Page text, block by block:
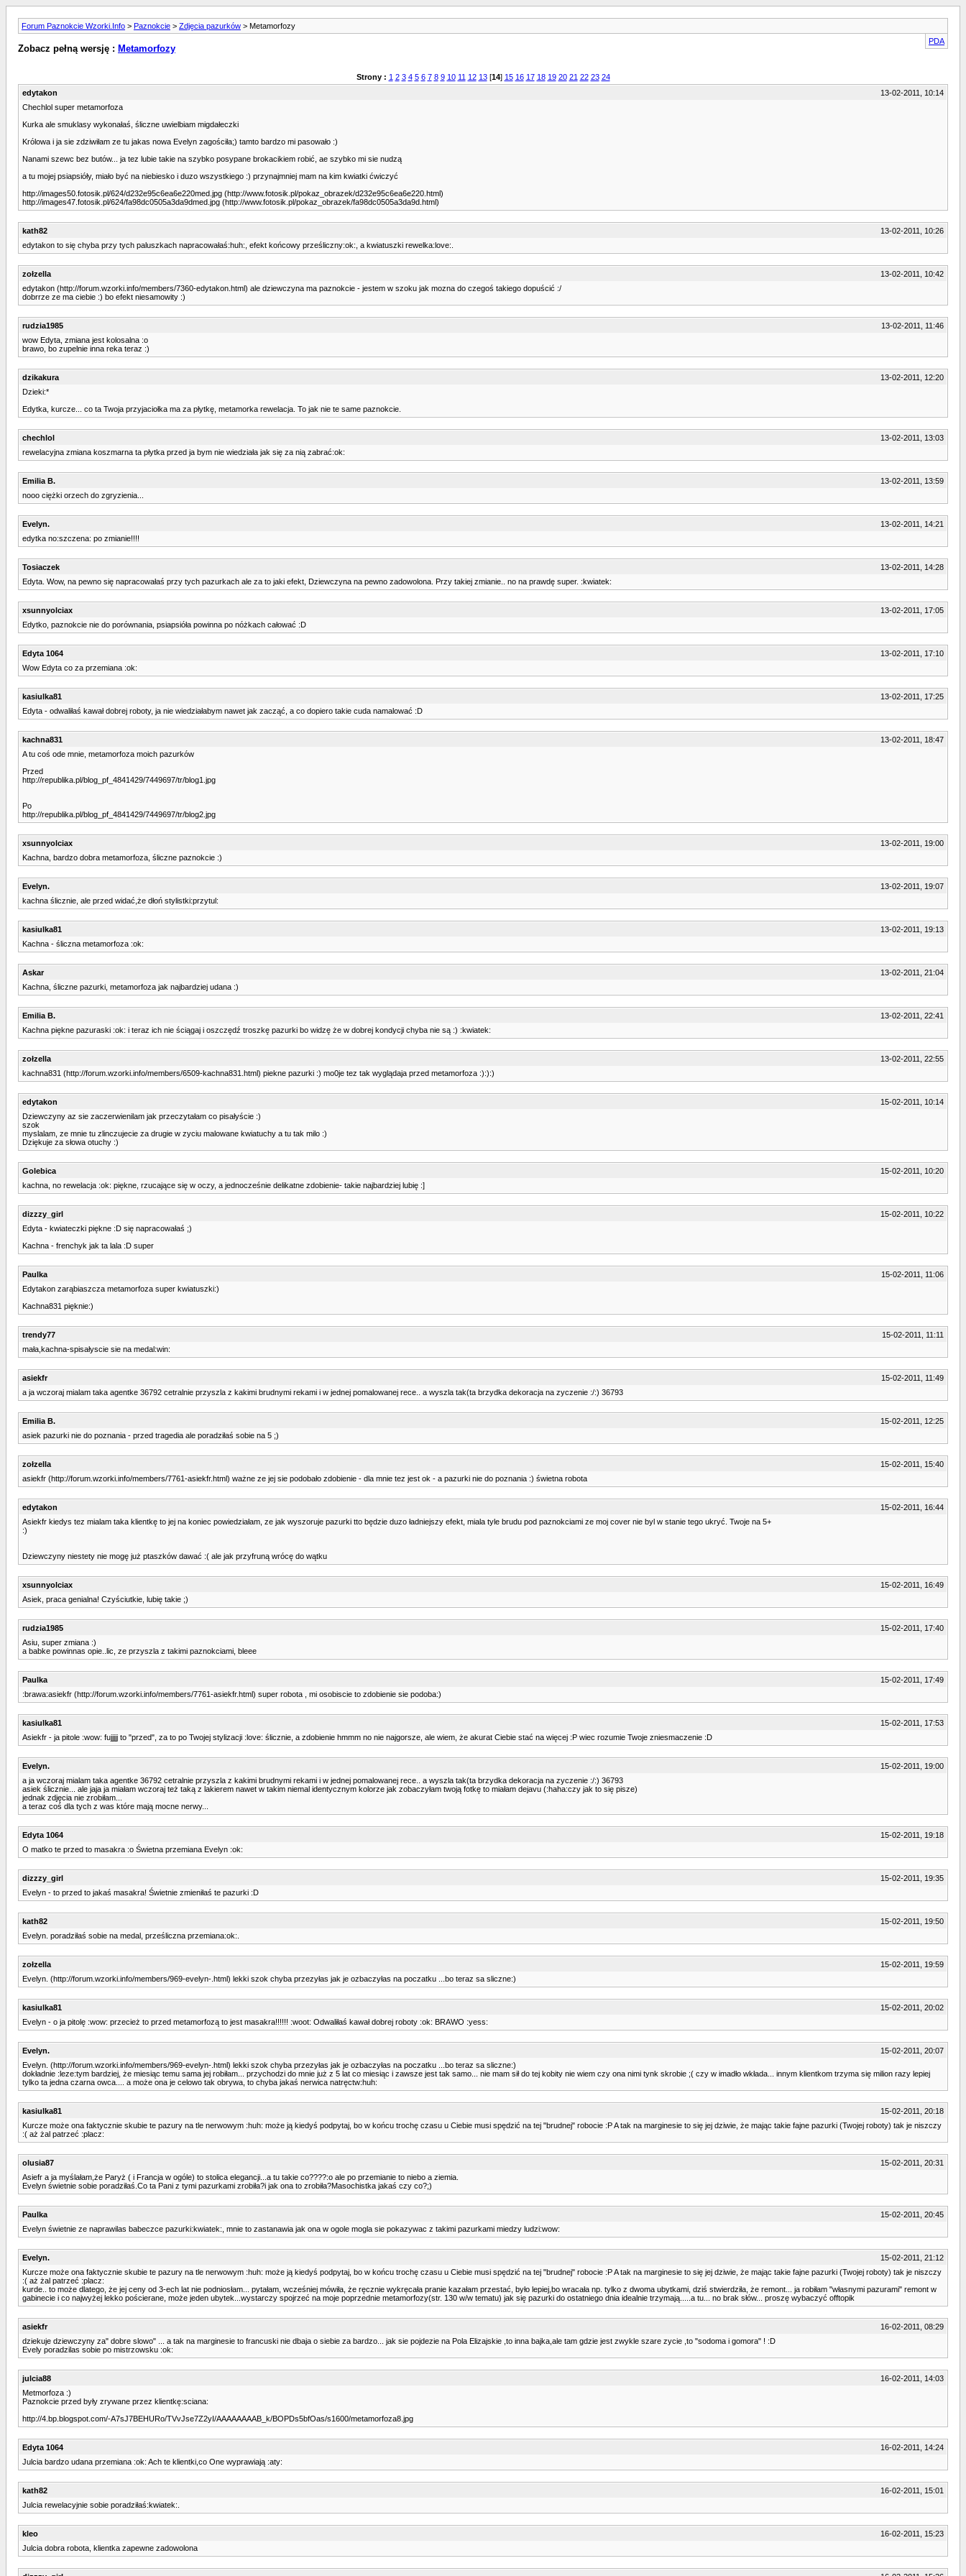
Forum Paznokcie Wzorki.Info > Paznokcie > Zdjęcia pazurków > Metamorfozy
PDA
Zobacz pełną wersję : Metamorfozy
Strony : 1 2 3 4 5 6 7 8 9 10 11 12 13[14] 15 16 17 18 19 20 21 22 23 24
edytakon
13-02-2011, 10:14
Chechlol super metamorfoza
Kurka ale smuklasy wykonałaś, śliczne uwielbiam migdałeczki
Królowa i ja sie zdziwiłam ze tu jakas nowa Evelyn zagościła;) tamto bardzo mi pasowało :)
Nanami szewc bez butów... ja tez lubie takie na szybko posypane brokacikiem robić, ae szybko mi sie nudzą
a tu mojej psiapsióły, miało być na niebiesko i duzo wszystkiego :) przynajmniej mam na kim kwiatki ćwiczyć
http://images50.fotosik.pl/624/d232e95c6ea6e220med.jpg (http://www.fotosik.pl/pokaz_obrazek/d232e95c6ea6e220.html)
http://images47.fotosik.pl/624/fa98dc0505a3da9dmed.jpg (http://www.fotosik.pl/pokaz_obrazek/fa98dc0505a3da9d.html)
kath82
13-02-2011, 10:26
edytakon to się chyba przy tych paluszkach napracowałaś:huh:, efekt końcowy prześliczny:ok:, a kwiatuszki rewelka:love:.
zołzella
13-02-2011, 10:42
edytakon (http://forum.wzorki.info/members/7360-edytakon.html) ale dziewczyna ma paznokcie - jestem w szoku jak mozna do czegoś takiego dopuścić :/
dobrrze ze ma ciebie :) bo efekt niesamowity :)
rudzia1985
13-02-2011, 11:46
wow Edyta, zmiana jest kolosalna :o
brawo, bo zupelnie inna reka teraz :)
dzikakura
13-02-2011, 12:20
Dzieki:*
Edytka, kurcze... co ta Twoja przyjaciołka ma za płytkę, metamorka rewelacja. To jak nie te same paznokcie.
chechlol
13-02-2011, 13:03
rewelacyjna zmiana koszmarna ta płytka przed ja bym nie wiedziała jak się za nią zabrać:ok:
Emilia B.
13-02-2011, 13:59
nooo ciężki orzech do zgryzienia...
Evelyn.
13-02-2011, 14:21
edytka no:szczena: po zmianie!!!!
Tosiaczek
13-02-2011, 14:28
Edyta. Wow, na pewno się napracowałaś przy tych pazurkach ale za to jaki efekt, Dziewczyna na pewno zadowolona. Przy takiej zmianie.. no na prawdę super. :kwiatek:
xsunnyolciax
13-02-2011, 17:05
Edytko, paznokcie nie do porównania, psiapsióła powinna po nóżkach całować :D
Edyta 1064
13-02-2011, 17:10
Wow Edyta co za przemiana :ok:
kasiulka81
13-02-2011, 17:25
Edyta - odwaliłaś kawał dobrej roboty, ja nie wiedziałabym nawet jak zacząć, a co dopiero takie cuda namalować :D
kachna831
13-02-2011, 18:47
A tu coś ode mnie, metamorfoza moich pazurków
Przed
http://republika.pl/blog_pf_4841429/7449697/tr/blog1.jpg
Po
http://republika.pl/blog_pf_4841429/7449697/tr/blog2.jpg
xsunnyolciax
13-02-2011, 19:00
Kachna, bardzo dobra metamorfoza, śliczne paznokcie :)
Evelyn.
13-02-2011, 19:07
kachna ślicznie, ale przed widać,że dłoń stylistki:przytul:
kasiulka81
13-02-2011, 19:13
Kachna - śliczna metamorfoza :ok:
Askar
13-02-2011, 21:04
Kachna, śliczne pazurki, metamorfoza jak najbardziej udana :)
Emilia B.
13-02-2011, 22:41
Kachna piękne pazuraski :ok: i teraz ich nie ściągaj i oszczędź troszkę pazurki bo widzę że w dobrej kondycji chyba nie są :) :kwiatek:
zołzella
13-02-2011, 22:55
kachna831 (http://forum.wzorki.info/members/6509-kachna831.html) piekne pazurki :) mo0je tez tak wyglądaja przed metamorfoza :):):)
edytakon
15-02-2011, 10:14
Dziewczyny az sie zaczerwienilam jak przeczytałam co pisałyście :)
szok
myslalam, ze mnie tu zlinczujecie za drugie w zyciu malowane kwiatuchy a tu tak milo :)
Dziękuje za słowa otuchy :)
Golebica
15-02-2011, 10:20
kachna, no rewelacja :ok: piękne, rzucające się w oczy, a jednocześnie delikatne zdobienie- takie najbardziej lubię :]
dizzzy_girl
15-02-2011, 10:22
Edyta - kwiateczki piękne :D się napracowałaś ;)
Kachna - frenchyk jak ta lala :D super
Paulka
15-02-2011, 11:06
Edytakon zarąbiaszcza metamorfoza super kwiatuszki:)
Kachna831 pięknie:)
trendy77
15-02-2011, 11:11
mała,kachna-spisałyscie sie na medal:win:
asiekfr
15-02-2011, 11:49
a ja wczoraj mialam taka agentke 36792 cetralnie przyszla z kakimi brudnymi rekami i w jednej pomalowanej rece.. a wyszla tak(ta brzydka dekoracja na zyczenie :/:) 36793
Emilia B.
15-02-2011, 12:25
asiek pazurki nie do poznania - przed tragedia ale poradziłaś sobie na 5 ;)
zołzella
15-02-2011, 15:40
asiekfr (http://forum.wzorki.info/members/7761-asiekfr.html) ważne ze jej sie podobało zdobienie - dla mnie tez jest ok - a pazurki nie do poznania :) świetna robota
edytakon
15-02-2011, 16:44
Asiekfr kiedys tez mialam taka klientkę to jej na koniec powiedziałam, ze jak wyszoruje pazurki tto będzie duzo ładniejszy efekt, miala tyle brudu pod paznokciami ze moj cover nie byl w stanie tego ukryć. Twoje na 5+
:)
Dziewczyny niestety nie mogę już ptaszków dawać :( ale jak przyfruną wrócę do wątku
xsunnyolciax
15-02-2011, 16:49
Asiek, praca genialna! Czyściutkie, lubię takie ;)
rudzia1985
15-02-2011, 17:40
Asiu, super zmiana :)
a babke powinnas opie..lic, ze przyszla z takimi paznokciami, bleee
Paulka
15-02-2011, 17:49
:brawa:asiekfr (http://forum.wzorki.info/members/7761-asiekfr.html) super robota , mi osobiscie to zdobienie sie podoba:)
kasiulka81
15-02-2011, 17:53
Asiekfr - ja pitole :wow: fujjjjj to "przed", za to po Twojej stylizacji :love: ślicznie, a zdobienie hmmm no nie najgorsze, ale wiem, że akurat Ciebie stać na więcej :P wiec rozumie Twoje zniesmaczenie :D
Evelyn.
15-02-2011, 19:00
a ja wczoraj mialam taka agentke 36792 cetralnie przyszla z kakimi brudnymi rekami i w jednej pomalowanej rece.. a wyszla tak(ta brzydka dekoracja na zyczenie :/:) 36793
asiek ślicznie... ale jaja ja miałam wczoraj też taką z lakierem nawet w takim niemal identycznym kolorze jak zobaczyłam twoją fotkę to miałam dejavu (:haha:czy jak to się pisze)
jednak zdjęcia nie zrobiłam...
a teraz coś dla tych z was które mają mocne nerwy...
Edyta 1064
15-02-2011, 19:18
O matko te przed to masakra :o Świetna przemiana Evelyn :ok:
dizzzy_girl
15-02-2011, 19:35
Evelyn - to przed to jakaś masakra! Świetnie zmieniłaś te pazurki :D
kath82
15-02-2011, 19:50
Evelyn. poradziłaś sobie na medal, prześliczna przemiana:ok:.
zołzella
15-02-2011, 19:59
Evelyn. (http://forum.wzorki.info/members/969-evelyn-.html) lekki szok chyba przezyłas jak je ozbaczyłas na poczatku ...bo teraz sa sliczne:)
kasiulka81
15-02-2011, 20:02
Evelyn - o ja pitolę :wow: przecież to przed metamorfozą to jest masakra!!!!!! :woot: Odwaliłaś kawał dobrej roboty :ok: BRAWO :yess:
Evelyn.
15-02-2011, 20:07
Evelyn. (http://forum.wzorki.info/members/969-evelyn-.html) lekki szok chyba przezyłas jak je ozbaczyłas na poczatku ...bo teraz sa sliczne:)
dokładnie :leze:tym bardziej, że miesiąc temu sama jej robiłam... przychodzi do mnie już z 5 lat co miesiąc i zawsze jest tak samo... nie mam sił do tej kobity nie wiem czy ona nimi tynk skrobie ;( czy w imadło wkłada... innym klientkom trzyma się milion razy lepiej
tylko ta jedna czarna owca.... a może ona je celowo tak obrywa, to chyba jakaś nerwica natręctw:huh:
kasiulka81
15-02-2011, 20:18
Kurcze może ona faktycznie skubie te pazury na tle nerwowym :huh: może ją kiedyś podpytaj, bo w końcu trochę czasu u Ciebie musi spędzić na tej "brudnej" robocie :P A tak na marginesie to się jej dziwie, że mając takie fajne pazurki (Twojej roboty) tak je niszczy
:( aż żal patrzeć :placz:
olusia87
15-02-2011, 20:31
Asiefr a ja myślałam,że Paryż ( i Francja w ogóle) to stolica elegancji...a tu takie co????:o ale po przemianie to niebo a ziemia.
Evelyn świetnie sobie poradziłaś.Co ta Pani z tymi pazurkami zrobiła?i jak ona to zrobiła?Masochistka jakaś czy co?;)
Paulka
15-02-2011, 20:45
Evelyn świetnie ze naprawilas babeczce pazurki:kwiatek:, mnie to zastanawia jak ona w ogole mogla sie pokazywac z takimi pazurkami miedzy ludzi:wow:
Evelyn.
15-02-2011, 21:12
Kurcze może ona faktycznie skubie te pazury na tle nerwowym :huh: może ją kiedyś podpytaj, bo w końcu trochę czasu u Ciebie musi spędzić na tej "brudnej" robocie :P A tak na marginesie to się jej dziwie, że mając takie fajne pazurki (Twojej roboty) tak je niszczy
:( aż żal patrzeć :placz:
kurde.. to może dlatego, że jej ceny od 3-ech lat nie podniosłam... pytałam, wcześniej mówiła, że ręcznie wykręcała pranie kazałam przestać, było lepiej,bo wracała np. tylko z dwoma ubytkami, dziś stwierdziła, że remont... ja robiłam "własnymi pazurami" remont w
gabinecie i co najwyżej lekko pościerane, może jeden ubytek...wystarczy spojrzeć na moje poprzednie metamorfozy(str. 130 w/w tematu) jak się pazurki do ostatniego dnia idealnie trzymają.....a tu... no brak słów... proszę wybaczyć offtopik
asiekfr
16-02-2011, 08:29
dziekuje dziewczyny za" dobre slowo" ... a tak na marginesie to francuski nie dbaja o siebie za bardzo... jak sie pojdezie na Pola Elizajskie ,to inna bajka,ale tam gdzie jest zwykle szare zycie ,to "sodoma i gomora" ! :D
Evely poradzilas sobie po mistrzowsku :ok:
julcia88
16-02-2011, 14:03
Metmorfoza :)
Paznokcie przed były zrywane przez klientkę:sciana:
http://4.bp.blogspot.com/-A7sJ7BEHURo/TVvJse7Z2yI/AAAAAAAAB_k/BOPDs5bfOas/s1600/metamorfoza8.jpg
Edyta 1064
16-02-2011, 14:24
Julcia bardzo udana przemiana :ok: Ach te klientki,co One wyprawiają :aty:
kath82
16-02-2011, 15:01
Julcia rewelacyjnie sobie poradziłaś:kwiatek:.
kleo
16-02-2011, 15:23
Julcia dobra robota, klientka zapewne zadowolona